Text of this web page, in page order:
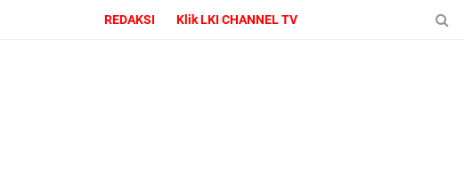
REDAKSI Klik LKI CHANNEL TV